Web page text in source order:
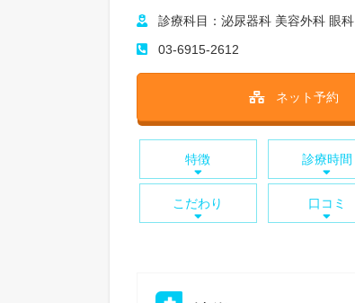
診療科目：泌尿器科 美容外科 眼科
03-6915-2612
ネット予約
特徴 診療時間
こだわり 口コミ